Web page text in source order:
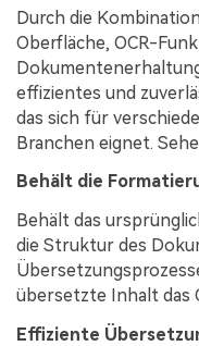
Durch die
Oberfläche, OCR-
effizientes und
das sich für
Branchen eignet.
Behält die
Behält das
die Struktur des
übersetzte Inhalt das
Effiziente